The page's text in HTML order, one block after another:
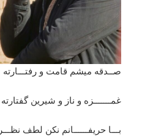
صــدقه میشم قامت و رفتـــارته
غمـــــــزه و ناز و شیرین گفتارته
بـــا حریفــــــانم نکن لطف نظـــر